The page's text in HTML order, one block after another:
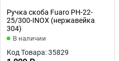
Ручка скоба Fuaro PH-22-
25/300-INOX (нержавейка
304)
В наличии
Код Товара: 35829